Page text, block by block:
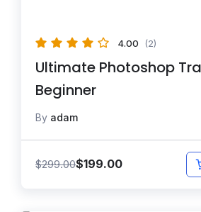
4.00 (2)
Ultimate Photoshop
Beginner
By adam
$299.00$199.00